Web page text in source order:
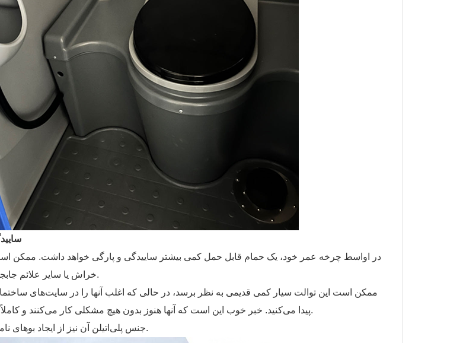
۳)
در اواسط چرخه عمر خود، یک حمام قابل حمل کمی بیشتر ساییدگی و پارگی خواهد داشت. ممکن
خراش یا سایر علائم جابجایی روی آن ظاهر شود.
ممکن است این توالت سیار کمی قدیمی به نظر برسد، در حالی که اغلب آنها را در سایت‌های
پیدا می‌کنید. خبر خوب این است که آنها هنوز بدون هیچ مشکلی کار می‌کنند و کاملاً ایمن و بهداشتی هستند.
جنس پلی‌اتیلن آن نیز از ایجاد بوهای نامطبوع جلوگیری می‌کند.